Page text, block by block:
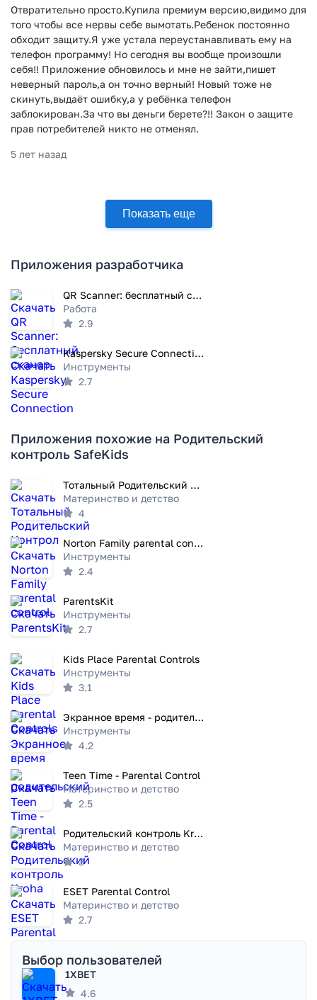
Отвратительно просто.Купила премиум версию,видимо для
того чтобы все нервы себе вымотать.Ребенок постоянно
обходит защиту.Я уже устала переустанавливать ему на
телефон программу! Но сегодня вы вообще произошли
себя!! Приложение обновилось и мне не зайти,пишет
неверный пароль,а он точно верный! Новый тоже не
скинуть,выдаёт ошибку,а у ребёнка телефон
заблокирован.За что вы деньги берете?!! Закон о защите
прав потребителей никто не отменял.
5 лет назад
Показать еще
Приложения разработчика
QR Scanner: бесплатный сканер
Работа
2.9
Kaspersky Secure Connection
Инструменты
2.7
Приложения похожие на Родительский
контроль SafeKids
Тотальный Родительский Контрол
Материнство и детство
4
Norton Family parental control
Инструменты
2.4
ParentsKit
Инструменты
2.7
Kids Place Parental Controls
Инструменты
3.1
Экранное время - родительский
Инструменты
4.2
Teen Time - Parental Control
Материнство и детство
2.5
Родительский контроль Kroha
Материнство и детство
3
ESET Parental Control
Материнство и детство
2.7
Выбор пользователей
1XBET
4.6